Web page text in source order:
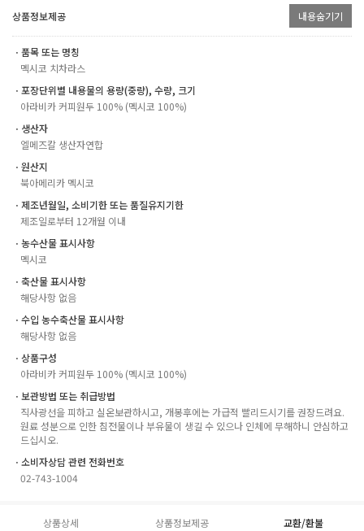
상품정보제공 내용숨기기
ㆍ품목 또는 명칭
멕시코 치차라스
ㆍ포장단위별 내용물의 용량(중량), 수량, 크기
아라비카 커피원두 100% (멕시코 100%)
ㆍ생산자
엘메즈칼 생산자연합
ㆍ원산지
북아메리카 멕시코
ㆍ제조년월일, 소비기한 또는 품질유지기한
제조일로부터 12개월 이내
ㆍ농수산물 표시사항
멕시코
ㆍ축산물 표시사항
해당사항 없음
ㆍ수입 농수축산물 표시사항
해당사항 없음
ㆍ상품구성
아라비카 커피원두 100% (멕시코 100%)
ㆍ보관방법 또는 취급방법
직사광선을 피하고 실온보관하시고, 개봉후에는 가급적 빨리드시기를 권장드려요.
원료 성분으로 인한 침전물이나 부유물이 생길 수 있으나 인체에 무해하니 안심하고
드십시오.
ㆍ소비자상담 관련 전화번호
02-743-1004
상품상세 상품정보제공 교환/환불